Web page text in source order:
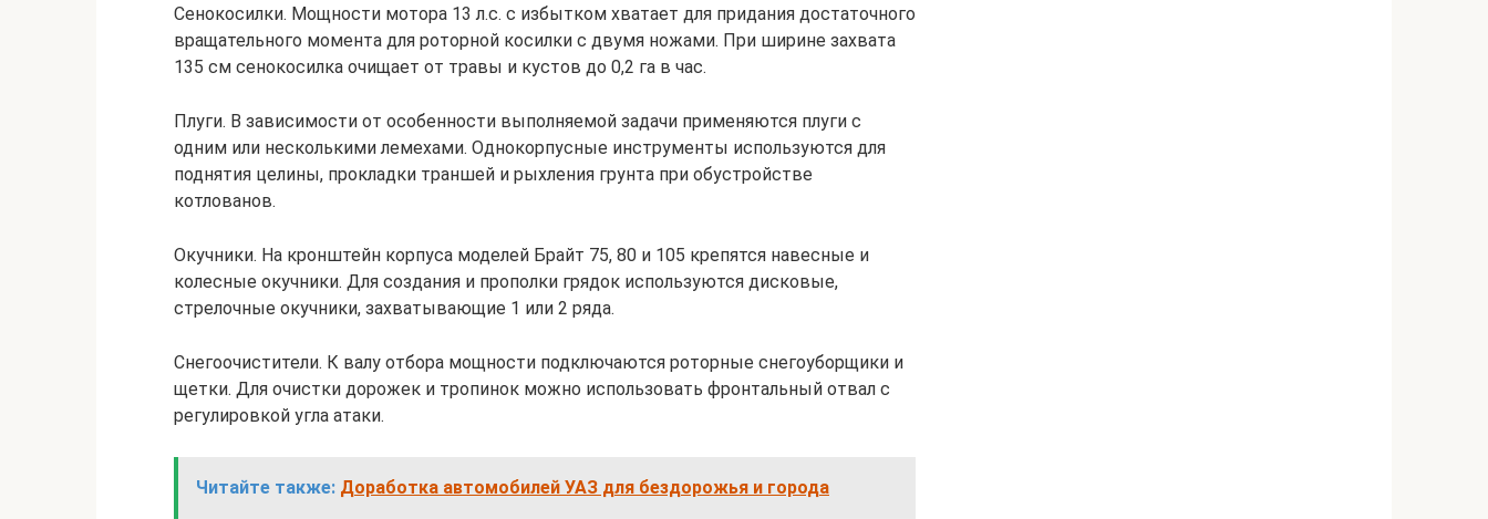
Сенокосилки. Мощности мотора 13 л.с. с избытком хватает для придания достаточного
вращательного момента для роторной косилки с двумя ножами. При ширине захвата
135 см сенокосилка очищает от травы и кустов до 0,2 га в час.
Плуги. В зависимости от особенности выполняемой задачи применяются плуги с
одним или несколькими лемехами. Однокорпусные инструменты используются для
поднятия целины, прокладки траншей и рыхления грунта при обустройстве
котлованов.
Окучники. На кронштейн корпуса моделей Брайт 75, 80 и 105 крепятся навесные и
колесные окучники. Для создания и прополки грядок используются дисковые,
стрелочные окучники, захватывающие 1 или 2 ряда.
Снегоочистители. К валу отбора мощности подключаются роторные снегоуборщики и
щетки. Для очистки дорожек и тропинок можно использовать фронтальный отвал с
регулировкой угла атаки.
Читайте также: Доработка автомобилей УАЗ для бездорожья и города